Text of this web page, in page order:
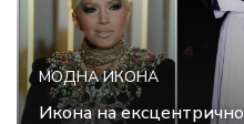
МОДНА ИКОНА
Икона на